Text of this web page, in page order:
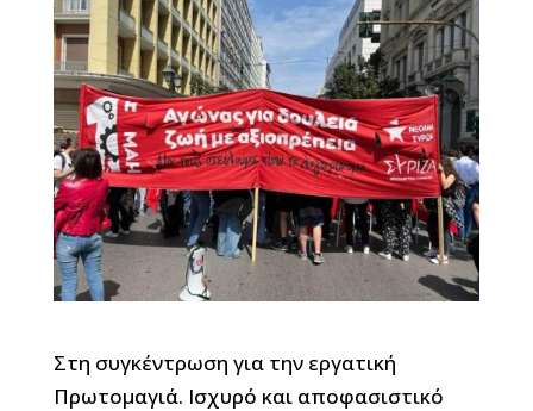
Στη συγκέντρωση για την εργατική
Πρωτομαγιά. Ισχυρό και αποφασιστικό